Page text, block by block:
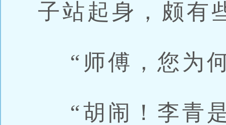
子站起身，颇有
“师傅，您为
“胡闹！李青